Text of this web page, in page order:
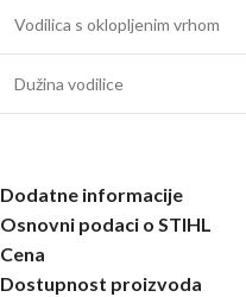
Vodilica s oklopljenim vrhom
Dužina vodilice
Dodatne informacije
Osnovni podaci o STIHL
Cena
Dostupnost proizvoda